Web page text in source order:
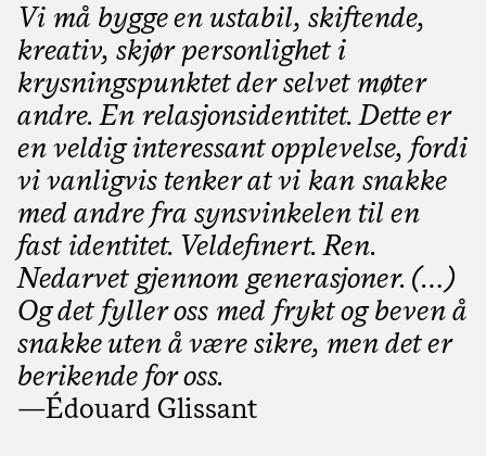
Vi må bygge en ustabil, skiftende,
kreativ, skjør personlighet i
krysningspunktet der selvet møter
andre. En relasjonsidentitet. Dette er
en veldig interessant opplevelse, fordi
vi vanligvis tenker at vi kan snakke
med andre fra synsvinkelen til en
fast identitet. Veldefinert. Ren.
Nedarvet gjennom generasjoner. (…)
Og det fyller oss med frykt og beven å
snakke uten å være sikre, men det er
berikende for oss.
—Édouard Glissant